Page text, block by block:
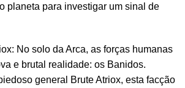
planeta para investigar um sinal de
No solo da Arca, as forças humanas
e brutal realidade: os Banidos.
general Brute Atriox, esta facção